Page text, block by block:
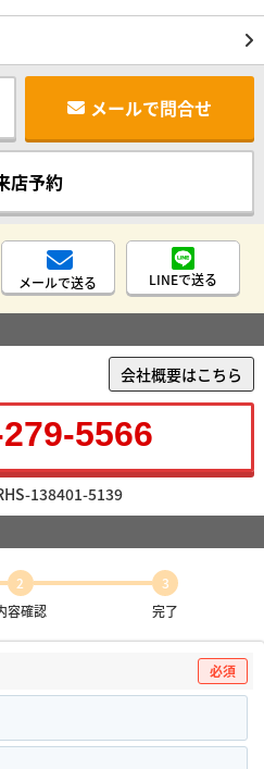
メールで問合せ
店予約
メールで送る LINEで送る
会社概要はこちら
5566
138401-5139
2
容確認
3
完了
必須